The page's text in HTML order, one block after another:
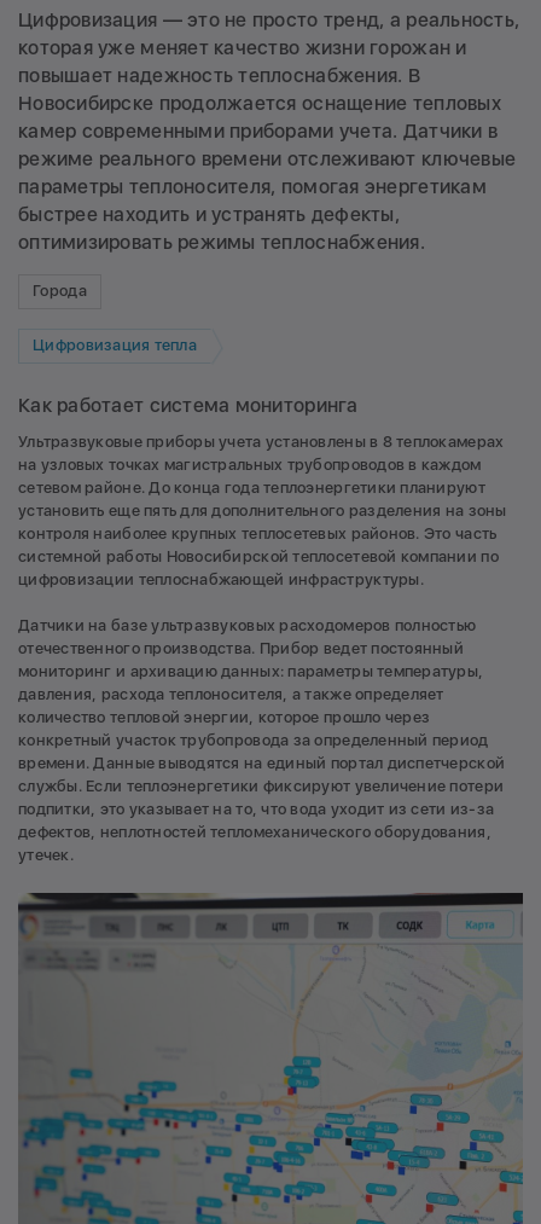
Цифровизация — это не просто тренд, а реальность,
которая уже меняет качество жизни горожан и
повышает надежность теплоснабжения. В
Новосибирске продолжается оснащение тепловых
камер современными приборами учета. Датчики в
режиме реального времени отслеживают ключевые
параметры теплоносителя, помогая энергетикам
быстрее находить и устранять дефекты,
оптимизировать режимы теплоснабжения.
Города
Цифровизация тепла
Как работает система мониторинга
Ультразвуковые приборы учета установлены в 8 теплокамерах
на узловых точках магистральных трубопроводов в каждом
сетевом районе. До конца года теплоэнергетики планируют
установить еще пять для дополнительного разделения на зоны
контроля наиболее крупных теплосетевых районов. Это часть
системной работы Новосибирской теплосетевой компании по
цифровизации теплоснабжающей инфраструктуры.
Датчики на базе ультразвуковых расходомеров полностью
отечественного производства. Прибор ведет постоянный
мониторинг и архивацию данных: параметры температуры,
давления, расхода теплоносителя, а также определяет
количество тепловой энергии, которое прошло через
конкретный участок трубопровода за определенный период
времени. Данные выводятся на единый портал диспетчерской
службы. Если теплоэнергетики фиксируют увеличение потери
подпитки, это указывает на то, что вода уходит из сети из-за
дефектов, неплотностей тепломеханического оборудования,
утечек.